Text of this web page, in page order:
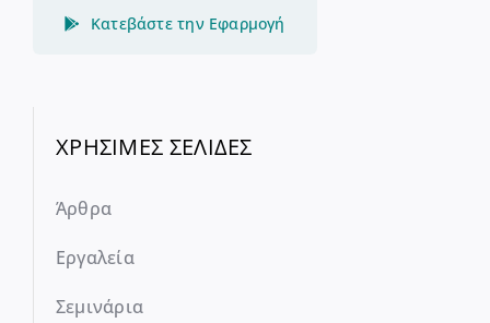
Κατεβάστε την Εφαρμογή
ΧΡΗΣΙΜΕΣ ΣΕΛΙΔΕΣ
Άρθρα
Εργαλεία
Σεμινάρια